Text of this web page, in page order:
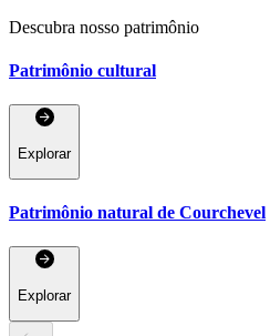
Descubra nosso patrimônio
Patrimônio cultural
Explorar
Patrimônio natural de Courchevel
Explorar